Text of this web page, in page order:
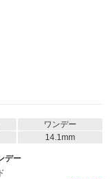
ワンデー
14.1mm
デー